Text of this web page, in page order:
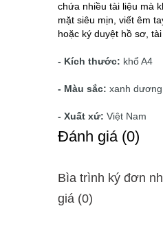
chứa nhiều tài liệu mà
mặt siêu mịn, viết êm
hoặc ký duyệt hồ sơ, tài
- Kích thước: khổ A4
- Màu sắc: xanh
- Xuất xứ: Việt Nam
Ðánh giá (0)
Bìa trình ký đơn
giá (0)